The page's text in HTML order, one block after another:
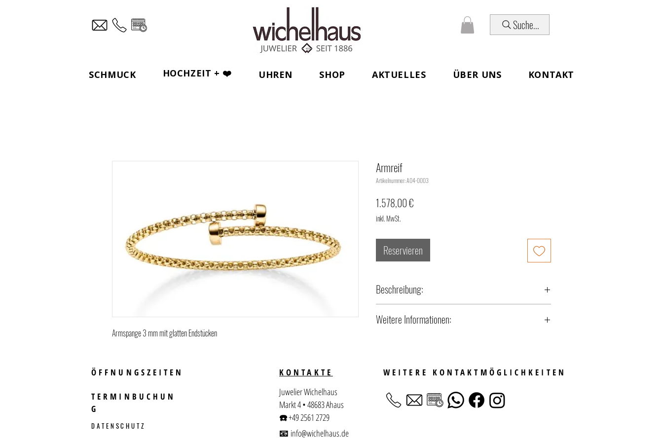
Suche...
SCHMUCK HOCHZEIT + ❤️ UHREN SHOP AKTUELLES ÜBER UNS KONTAKT
Armspange 3 mm mit glatten Endstücken
Armreif
Artikelnummer: A04-0003
1.578,00 €
inkl. MwSt.
Reservieren
Beschreibung:
Weitere Informationen:
ÖFFNUNGSZEITEN
TERMINBUCHUN
G
DATENSCHUTZ
KONTAKTE WEITERE KONTAKTMÖGLICHKEITEN
Juwelier Wichelhaus
Markt 4 • 48683 Ahaus
☎️+49 2561 2729
📧 info@wichelhaus.de